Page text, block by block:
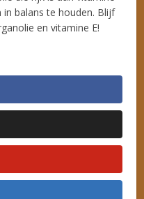
balans te houden. Blijf
en vitamine E!